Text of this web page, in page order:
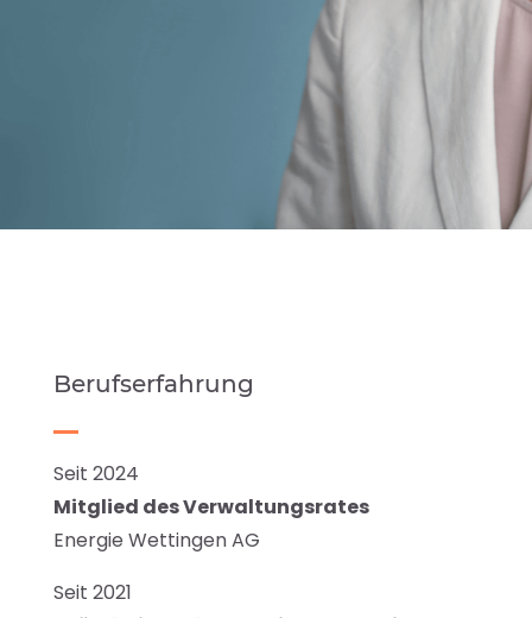
Berufserfahrung
Seit 2024
Mitglied des Verwaltungsrates
Energie Wettingen AG
Seit 2021